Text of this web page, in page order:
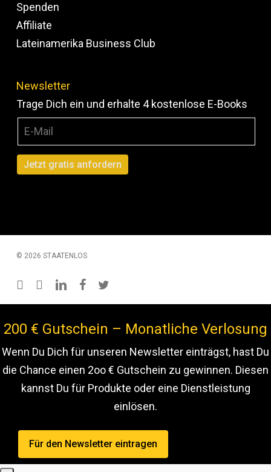
Spenden
Affiliate
Lateinamerika Business Club
Newsletter
Trage Dich ein und erhalte 4 kostenlose E-Books
© 2026 STAATENLOS
instagramyoutubelinkedinfacebook
twitter
200 € Gutschein – Monatliche Verlosung
Wenn Du Dich für unseren Newsletter einträgst, hast Du
die Chance einen 2oo € Gutschein zu gewinnen. Diesen
kannst Du für Produkte oder eine Dienstleistung
einlösen.
Für den Newsletter eintragen